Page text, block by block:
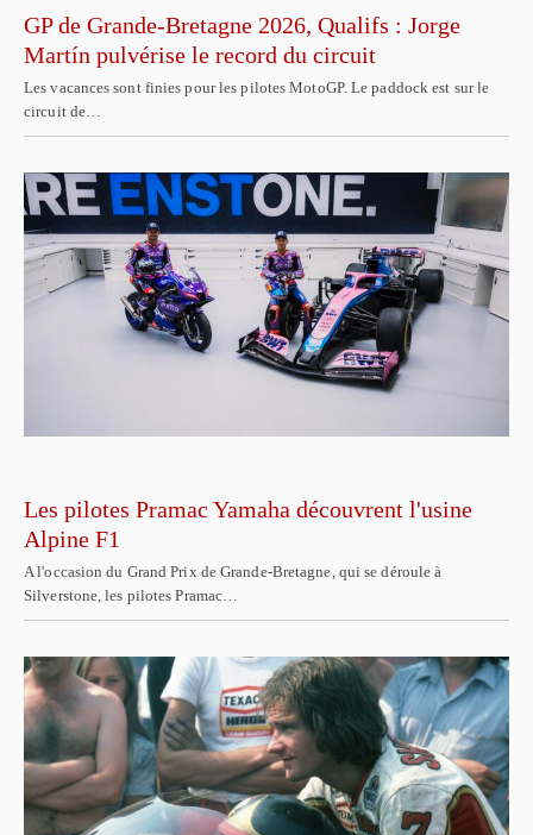
GP de Grande-Bretagne 2026, Qualifs : Jorge
Martín pulvérise le record du circuit
Les vacances sont finies pour les pilotes MotoGP. Le paddock est sur le
circuit de…
Les pilotes Pramac Yamaha découvrent l'usine
Alpine F1
A l'occasion du Grand Prix de Grande-Bretagne, qui se déroule à
Silverstone, les pilotes Pramac…